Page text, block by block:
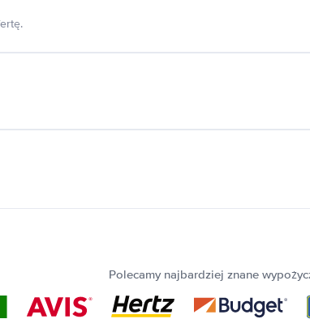
Polecamy najbardziej znane